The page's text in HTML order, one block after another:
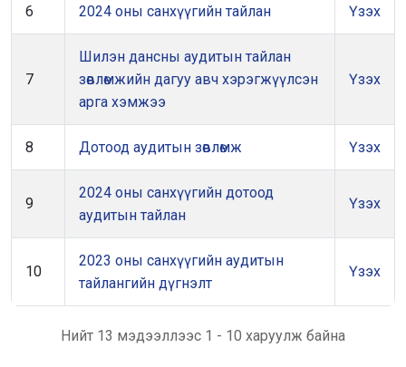
6 2024 оны санхүүгийн тайлан Үзэх
7
Шилэн дансны аудитын тайлан
зөвлөмжийн дагуу авч хэрэгжүүлсэн
арга хэмжээ
Үзэх
8 Дотоод аудитын зөвлөмж Үзэх
9
2024 оны санхүүгийн дотоод
аудитын тайлан
Үзэх
10
2023 оны санхүүгийн аудитын
тайлангийн дүгнэлт
Үзэх
Нийт 13 мэдээллээс 1 - 10 харуулж байна